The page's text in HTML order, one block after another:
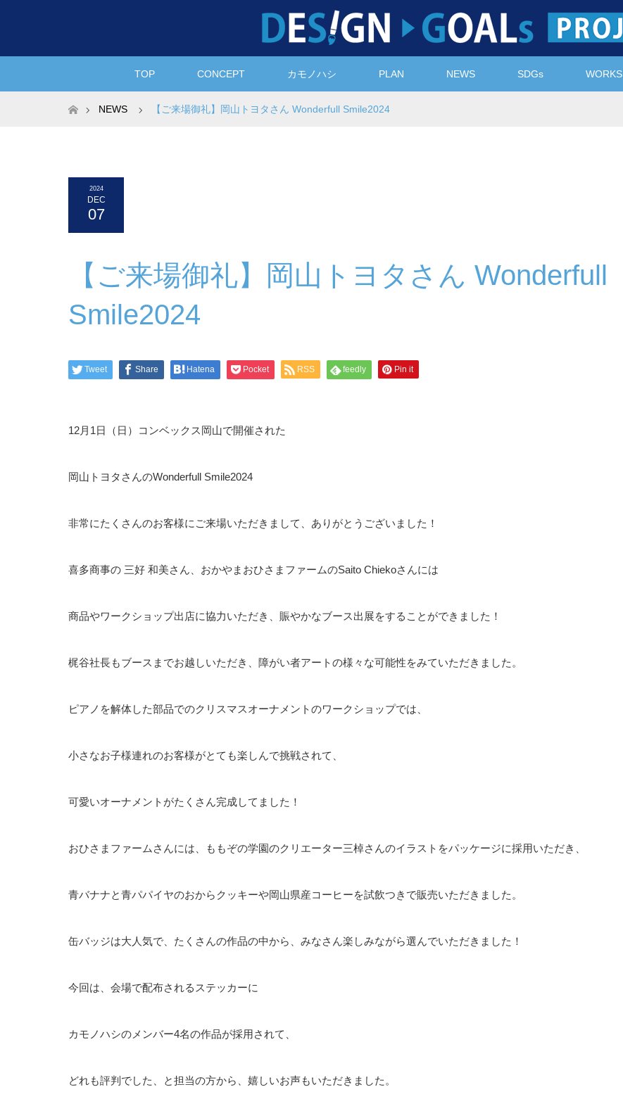
TOP CONCEPT カモノハシ PLAN NEWS SDGs WORKS
ホームNEWS 【ご来場御礼】岡山トヨタさん Wonderfull Smile2024
2024
DEC
07
【ご来場御礼】岡山トヨタさん Wonderfull
Smile2024
Tweet Share Hatena Pocket RSS feedly Pin it
12月1日（日）コンベックス岡山で開催された
岡山トヨタさんのWonderfull Smile2024
非常にたくさんのお客様にご来場いただきまして、ありがとうございました！
喜多商事の 三好 和美さん、おかやまおひさまファームのSaito Chiekoさんには
商品やワークショップ出店に協力いただき、賑やかなブース出展をすることができました！
梶谷社長もブースまでお越しいただき、障がい者アートの様々な可能性をみていただきました。
ピアノを解体した部品でのクリスマスオーナメントのワークショップでは、
小さなお子様連れのお客様がとても楽しんで挑戦されて、
可愛いオーナメントがたくさん完成してました！
おひさまファームさんには、ももぞの学園のクリエーター三棹さんのイラストをパッケージに採用いただき、
青バナナと青パパイヤのおからクッキーや岡山県産コーヒーを試飲つきで販売いただきました。
缶バッジは大人気で、たくさんの作品の中から、みなさん楽しみながら選んでいただきました！
今回は、会場で配布されるステッカーに
カモノハシのメンバー4名の作品が採用されて、
どれも評判でした、と担当の方から、嬉しいお声もいただきました。